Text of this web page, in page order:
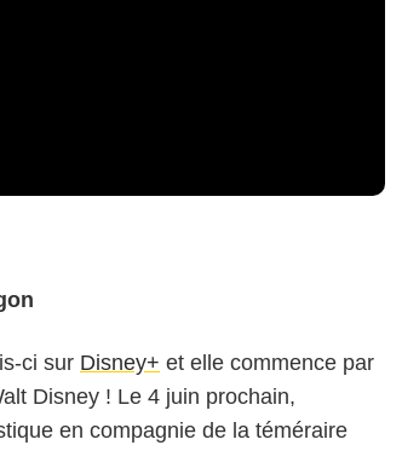
ci sur Disney+ et elle commence par
Disney ! Le 4 juin prochain,
en compagnie de la téméraire